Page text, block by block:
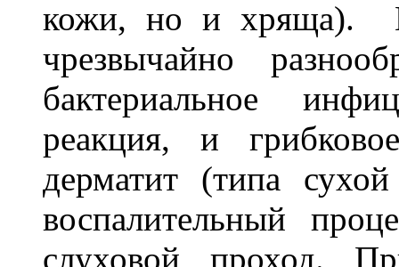
кожи, но и хряща).
чрезвычайно
бактериальное
реакция, и
дерматит (типа
воспалительный
слуховой проход.